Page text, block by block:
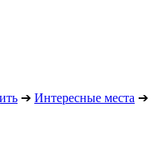
➔ Интересные места ➔